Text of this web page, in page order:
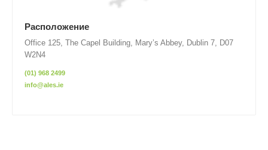
Расположение
Office 125, The Capel Building, Mary’s Abbey, Dublin 7, D07
W2N4
(01) 968 2499
info@ales.ie